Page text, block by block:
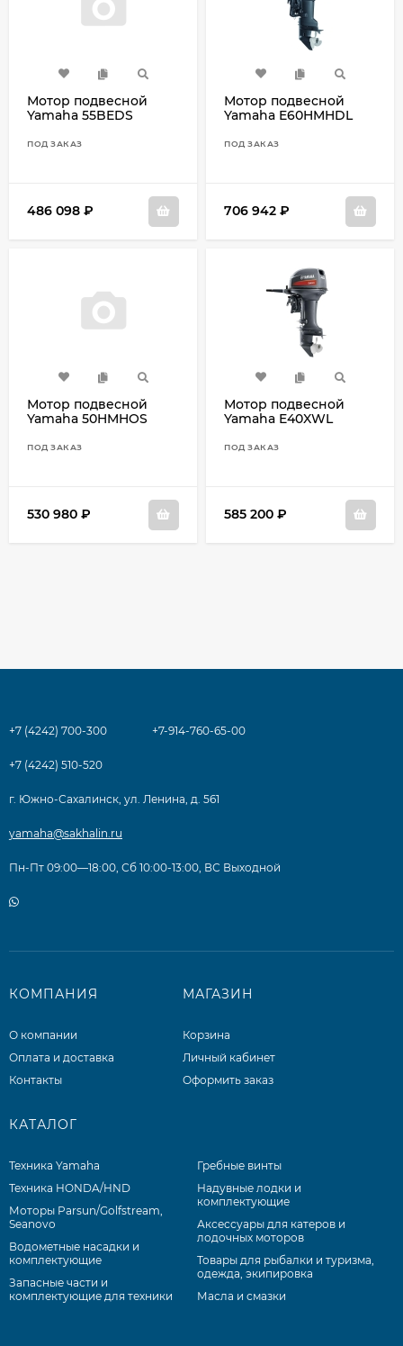
Мотор подвесной
Yamaha 55BEDS
ПОД ЗАКАЗ
486 098 ₽
Мотор подвесной
Yamaha E60HMHDL
ПОД ЗАКАЗ
706 942 ₽
Мотор подвесной
Yamaha 50HMHOS
ПОД ЗАКАЗ
530 980 ₽
Мотор подвесной
Yamaha E40XWL
ПОД ЗАКАЗ
585 200 ₽
+7 (4242) 700-300 +7-914-760-65-00
+7 (4242) 510-520
г. Южно-Сахалинск, ул. Ленина, д. 561
yamaha@sakhalin.ru
Пн-Пт 09:00—18:00, Сб 10:00-13:00, ВС Выходной
КОМПАНИЯ
О компании
Оплата и доставка
Контакты
МАГАЗИН
Корзина
Личный кабинет
Оформить заказ
КАТАЛОГ
Техника Yamaha
Техника HONDA/HND
Моторы Parsun/Golfstream,
Seanovo
Водометные насадки и
комплектующие
Запасные части и
комплектующие для техники
Гребные винты
Надувные лодки и
комплектующие
Аксессуары для катеров и
лодочных моторов
Товары для рыбалки и туризма,
одежда, экипировка
Масла и смазки